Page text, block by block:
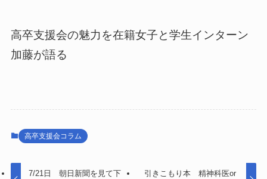
高卒支援会の魅力を在籍女子と学生インターン
加藤が語る
高卒支援会コラム
7/21日 朝日新聞を見て下
引きこもり本 精神科医or